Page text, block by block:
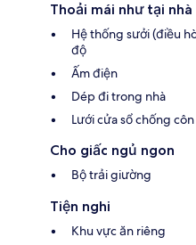
Thoải mái như tại nhà
Hệ thống sưởi (điều
độ
Ấm điện
Dép đi trong nhà
Lưới cửa sổ chống
Cho giấc ngủ ngon
Bộ trải giường
Tiện nghi
Khu vực ăn riêng